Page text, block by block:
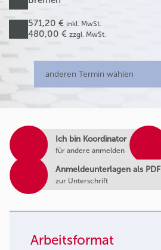
571,20 € inkl. MwSt.
480,00 € zzgl. MwSt.
Arbeitsformat
Ich bin Koordinator
für andere anmelden
Anmeldeunterlagen als PDF
zur Unterschrift